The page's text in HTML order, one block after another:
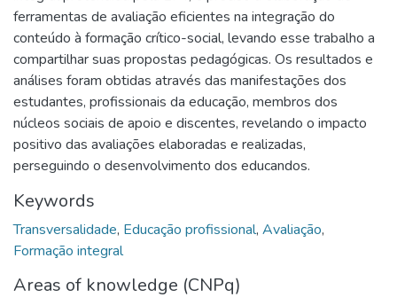
ferramentas de avaliação eficientes na integração do
conteúdo à formação crítico-social, levando esse trabalho a
compartilhar suas propostas pedagógicas. Os resultados e
análises foram obtidas através das manifestações dos
estudantes, profissionais da educação, membros dos
núcleos sociais de apoio e discentes, revelando o impacto
positivo das avaliações elaboradas e realizadas,
perseguindo o desenvolvimento dos educandos.
Keywords
Transversalidade, Educação profissional, Avaliação,
Formação integral
Areas of knowledge (CNPq)